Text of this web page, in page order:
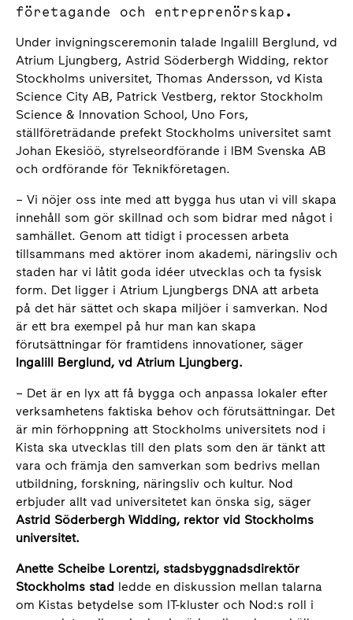
företagande och entreprenörskap.
Under invigningsceremonin talade Ingalill Berglund, vd
Atrium Ljungberg, Astrid Söderbergh Widding, rektor
Stockholms universitet, Thomas Andersson, vd Kista
Science City AB, Patrick Vestberg, rektor Stockholm
Science & Innovation School, Uno Fors,
ställföreträdande prefekt Stockholms universitet samt
Johan Ekesiöö, styrelseordförande i IBM Svenska AB
och ordförande för Teknikföretagen.
– Vi nöjer oss inte med att bygga hus utan vi vill skapa
innehåll som gör skillnad och som bidrar med något i
samhället. Genom att tidigt i processen arbeta
tillsammans med aktörer inom akademi, näringsliv och
staden har vi låtit goda idéer utvecklas och ta fysisk
form. Det ligger i Atrium Ljungbergs DNA att arbeta
på det här sättet och skapa miljöer i samverkan. Nod
är ett bra exempel på hur man kan skapa
förutsättningar för framtidens innovationer, säger
Ingalill Berglund, vd Atrium Ljungberg.
– Det är en lyx att få bygga och anpassa lokaler efter
verksamhetens faktiska behov och förutsättningar. Det
är min förhoppning att Stockholms universitets nod i
Kista ska utvecklas till den plats som den är tänkt att
vara och främja den samverkan som bedrivs mellan
utbildning, forskning, näringsliv och kultur. Nod
erbjuder allt vad universitetet kan önska sig, säger
Astrid Söderbergh Widding, rektor vid Stockholms
universitet.
Anette Scheibe Lorentzi, stadsbyggnadsdirektör
Stockholms stad ledde en diskussion mellan talarna
om Kistas betydelse som IT-kluster och Nod:s roll i